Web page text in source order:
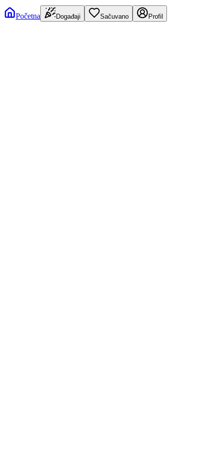
Početna Događaji Sačuvano Profil